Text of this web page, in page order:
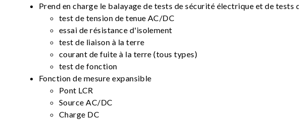
Prend en charge le balayage de tests de sécurité électrique et de tests
test de tension de tenue AC/DC
essai de résistance d'isolement
test de liaison à la terre
courant de fuite à la terre (tous types)
test de fonction
Fonction de mesure expansible
Pont LCR
Source AC/DC
Charge DC